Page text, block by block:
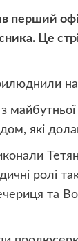
перший
Це
на
які
ролі
та